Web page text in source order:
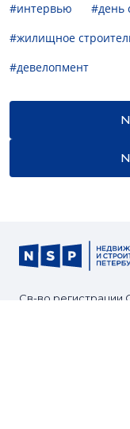
#интервью
#день
#жилищное
#девелопмент
Св-во регистрации